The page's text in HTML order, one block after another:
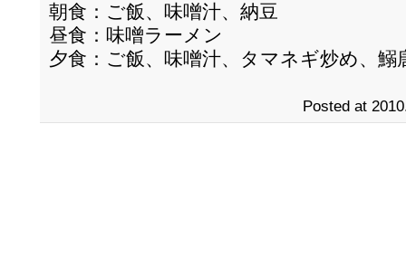
朝食：ご飯、味噌汁、納豆
昼食：味噌ラーメン
夕食：ご飯、味噌汁、タマネギ炒め、鰯
Posted at